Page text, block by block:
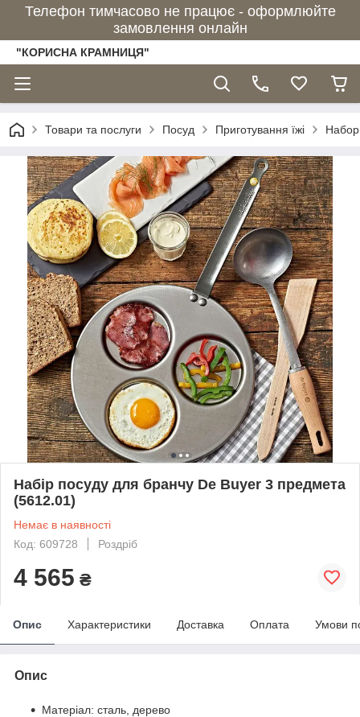
Телефон тимчасово не працює - оформлюйте
замовлення онлайн
"КОРИСНА КРАМНИЦЯ"
Товари та послуги Посуд Приготування їжі
Набір посуду для бранчу De Buyer 3 предмета
(5612.01)
Немає в наявності
Код: 609728
Роздріб
4 565 ₴
Опис Характеристики Доставка Оплата Умови
Опис
Матеріал: сталь, дерево